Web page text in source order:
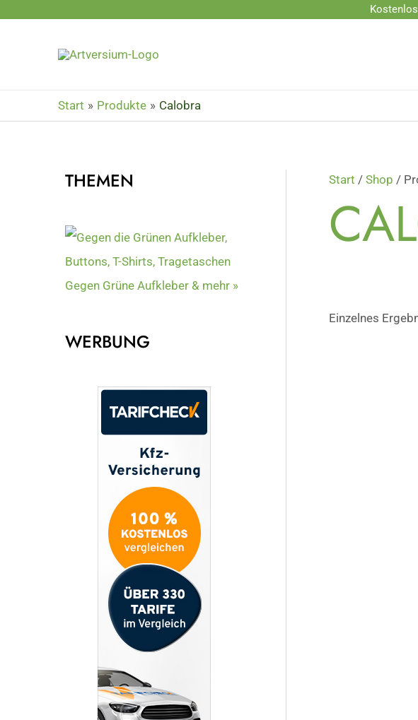
Start Produkte Calobra
THEMEN
Gegen Grüne Aufkleber & mehr »
WERBUNG
Start /Shop /
Einzelnes